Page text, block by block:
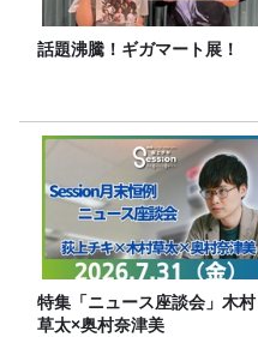
話題沸騰！ギガマート展！
特集「ニュース座談会」木村
草太×奥村奈津美